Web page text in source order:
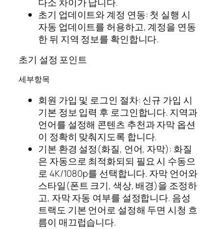
초기 업데이트와 계정 연동: 첫 실행 시
자동 업데이트를 허용하고, 계정을 연동
한 뒤 지역 정보를 확인합니다.
초기 설정 포인트
세부항목
회원 가입 및 로그인 절차: 신규 가입 시
기본 정보 입력 후 로그인합니다. 지역과
언어를 설정해 콘텐츠 추천과 자막 옵션
이 정확히 맞춰지도록 합니다.
기본 환경 설정(화질, 언어, 자막): 화질
은 자동으로 최적화되되 필요 시 수동으
로 4K/1080p를 선택합니다. 자막 언어와
스타일(폰트 크기, 색상, 배경)을 조정하
고, 자막 자동 여부를 설정합니다. 음성
트랙도 기본 언어로 설정해 두면 시청 흐
름이 매끄럽습니다.